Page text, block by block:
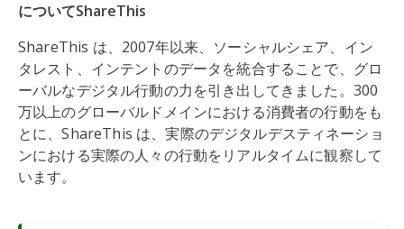
についてShareThis
ShareThis は、2007年以来、ソーシャルシェア、イン
タレスト、インテントのデータを統合することで、グロ
ーバルなデジタル行動の力を引き出してきました。300
万以上のグローバルドメインにおける消費者の行動をも
とに、ShareThis は、実際のデジタルデスティネーショ
ンにおける実際の人々の行動をリアルタイムに観察して
います。